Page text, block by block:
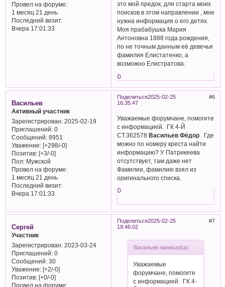
Провел на форуме:
1 месяц 21 день
Последний визит:
Вчера 17:01:33
это мой предок, для старта моих
поисков в этом направлении , мне
нужна информация о его детях.
Моя прабабушка Мария
Антоновна 1888 года рождения,
по не точным данным её девечья
фамилия Елистатенко, а
возможно Елистратова.
0
Поделиться 6
2025-02-25
16:35:47
Васильев
Активный участник
Зарегистрирован: 2025-02-19
Приглашений:0
Сообщений:8951
Уважение: [+298/-0]
Позитив: [+3/-0]
Пол:Мужской
Провел на форуме:
1 месяц 21 день
Последний визит:
Вчера 17:01:33
Уважаемые форумчане, помогите
с информацией. ГК 4-Й
СТ.362578Васильев Фёдор
. Где
можно по номеру креста найти
информацию? У Патрикеева
отсутствует, там даже нет
Фамилии, фамилию взял из
оригинального списка.
0
Поделиться 7
2025-02-25
19:46:02
Сергей
Участник
Зарегистрирован: 2023-03-24
Приглашений:0
Сообщений:30
Уважение: [+2/-0]
Позитив: [+0/-0]
Провел на форуме:
Васильев написал(а):
Уважаемые
форумчане, помогите
с информацией. ГК 4-